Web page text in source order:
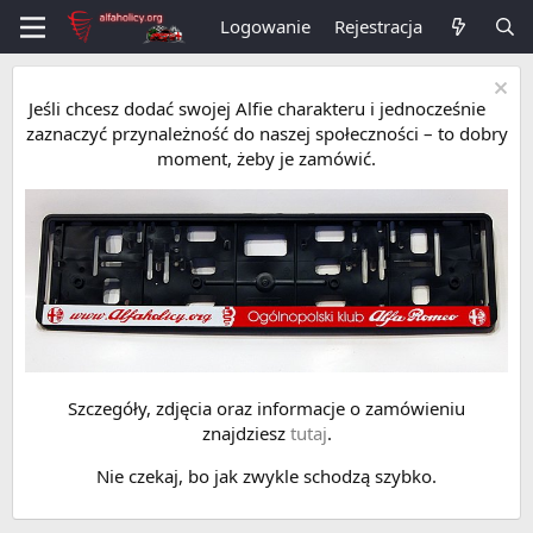
Logowanie Rejestracja
Jeśli chcesz dodać swojej Alfie charakteru i jednocześnie
zaznaczyć przynależność do naszej społeczności – to dobry
moment, żeby je zamówić.
Szczegóły, zdjęcia oraz informacje o zamówieniu
znajdziesz tutaj.
Nie czekaj, bo jak zwykle schodzą szybko.